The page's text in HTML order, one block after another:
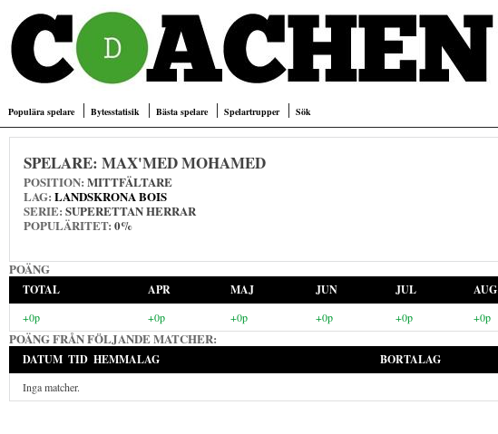
Populära spelare Bytesstatisik Bästa spelare Spelartrupper Sök
SPELARE: MAX'MED MOHAMED
POSITION: MITTFÄLTARE
LAG: LANDSKRONA BOIS
SERIE: SUPERETTAN HERRAR
POPULÄRITET: 0%
POÄNG
TOTAL APR MAJ JUN JUL AUG
+0p +0p +0p +0p +0p +0p
POÄNG FRÅN FÖLJANDE MATCHER:
DATUM TID HEMMALAG BORTALAG
Inga matcher.